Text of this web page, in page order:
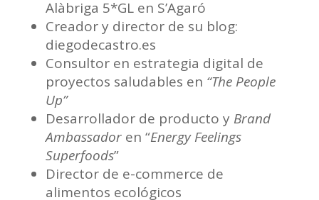
Alàbriga 5*GL en S’Agaró
Creador y director de su blog:
diegodecastro.es
Consultor en estrategia digital de
proyectos saludables en “The People
Up”
Desarrollador de producto y Brand
Ambassadoren “Energy Feelings
Superfoods”
Director de e-commerce de
alimentos ecológicos